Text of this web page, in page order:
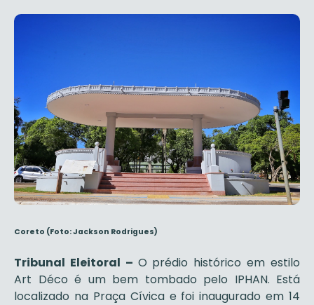
Coreto (Foto: Jackson Rodrigues)
Tribunal Eleitoral – O prédio histórico em estilo
Art Déco é um bem tombado pelo IPHAN. Está
localizado na Praça Cívica e foi inaugurado em 14